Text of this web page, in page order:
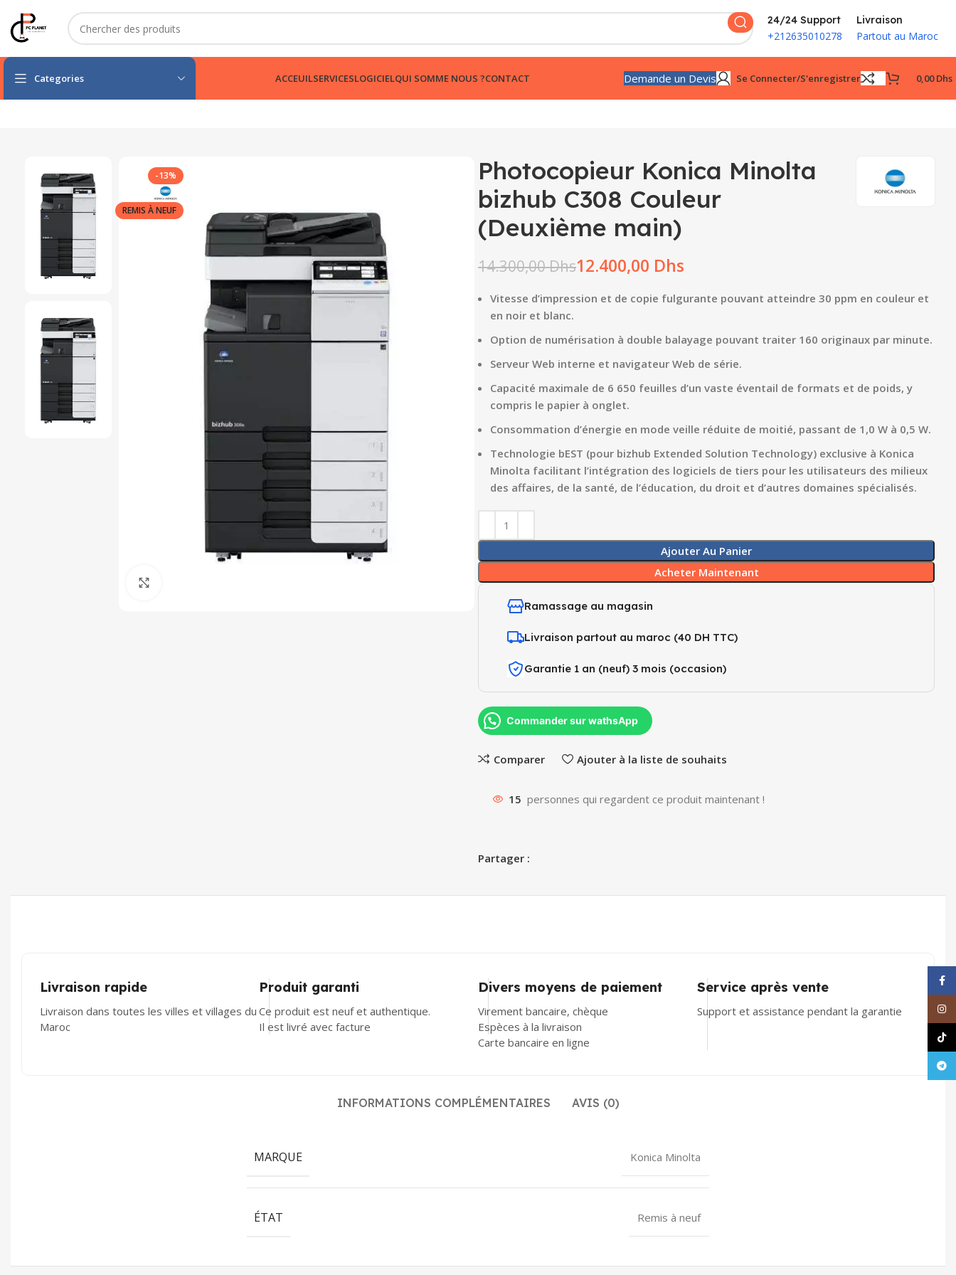
24/24 Support
+212635010278
Livraison
Partout au Maroc
Categories ACCEUILSERVICESLOGICIELQUI SOMME NOUS ?CONTACT Demande un Devis Se Connecter/s'enregistrer 0,00Dhs
-13%
REMIS À NEUF
Photocopieur Konica Minolta
bizhub C308 Couleur
(Deuxième main)
14.300,00Dhs12.400,00 Dhs
Vitesse d’impression et de copie fulgurante pouvant atteindre 30 ppm en couleur et
en noir et blanc.
Option de numérisation à double balayage pouvant traiter 160 originaux par minute.
Serveur Web interne et navigateur Web de série.
Capacité maximale de 6 650 feuilles d’un vaste éventail de formats et de poids, y
compris le papier à onglet.
Consommation d’énergie en mode veille réduite de moitié, passant de 1,0 W à 0,5 W.
Technologie bEST (pour bizhub Extended Solution Technology) exclusive à Konica
Minolta facilitant l’intégration des logiciels de tiers pour les utilisateurs des milieux
des affaires, de la santé, de l’éducation, du droit et d’autres domaines spécialisés.
Ajouter Au Panier
Acheter Maintenant
Ramassage au magasin
Livraison partout au maroc (40 DH TTC)
Garantie 1 an (neuf) 3 mois (occasion)
Commander sur wathsApp
Comparer Ajouter à la liste de souhaits
15 personnes qui regardent ce produit maintenant !
Partager :
Livraison rapide
Livraison dans toutes les villes et villages du
Maroc
Produit garanti
Ce produit est neuf et authentique.
Il est livré avec facture
Divers moyens de paiement
Virement bancaire, chèque
Espèces à la livraison
Carte bancaire en ligne
Service après vente
Support et assistance pendant la garantie
INFORMATIONS COMPLÉMENTAIRES AVIS (0)
MARQUE Konica Minolta
ÉTAT Remis à neuf